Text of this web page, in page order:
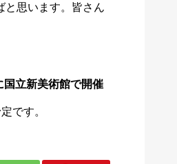
と思います。皆さん
国立新美術館で開催
です。